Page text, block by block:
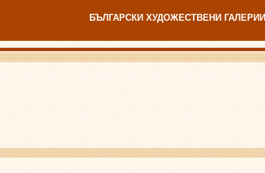
БЪЛГАРСКИ ХУДОЖЕСТВЕНИ ГАЛЕРИИ